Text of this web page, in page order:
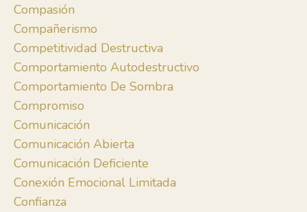
Compasión
Compañerismo
Competitividad Destructiva
Comportamiento Autodestructivo
Comportamiento De Sombra
Compromiso
Comunicación
Comunicación Abierta
Comunicación Deficiente
Conexión Emocional Limitada
Confianza